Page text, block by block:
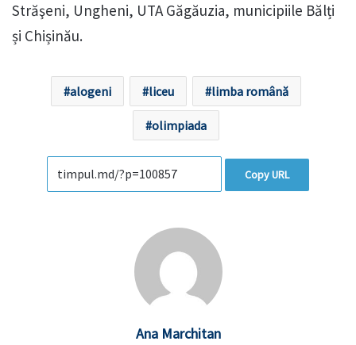
Străşeni, Ungheni, UTA Găgăuzia, municipiile Bălți
și Chișinău.
alogeni liceu limba română
olimpiada
Copy URL
Ana Marchitan